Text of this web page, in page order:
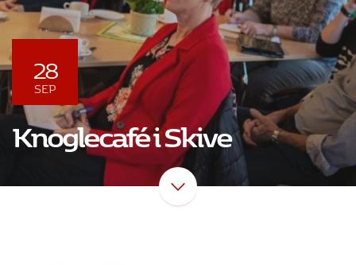
28
SEP
Knoglecafé i Skive